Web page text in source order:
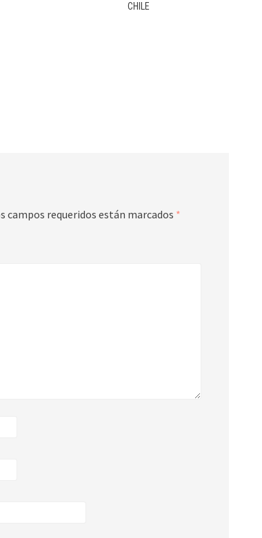
CHILE
campos requeridos están marcados *